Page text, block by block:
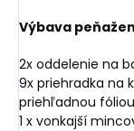
Výbava
2x oddelenie na
9x priehradka na
priehľadnou
1 x vonkajší